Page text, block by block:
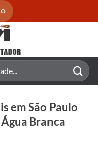
em São Paulo
Branca